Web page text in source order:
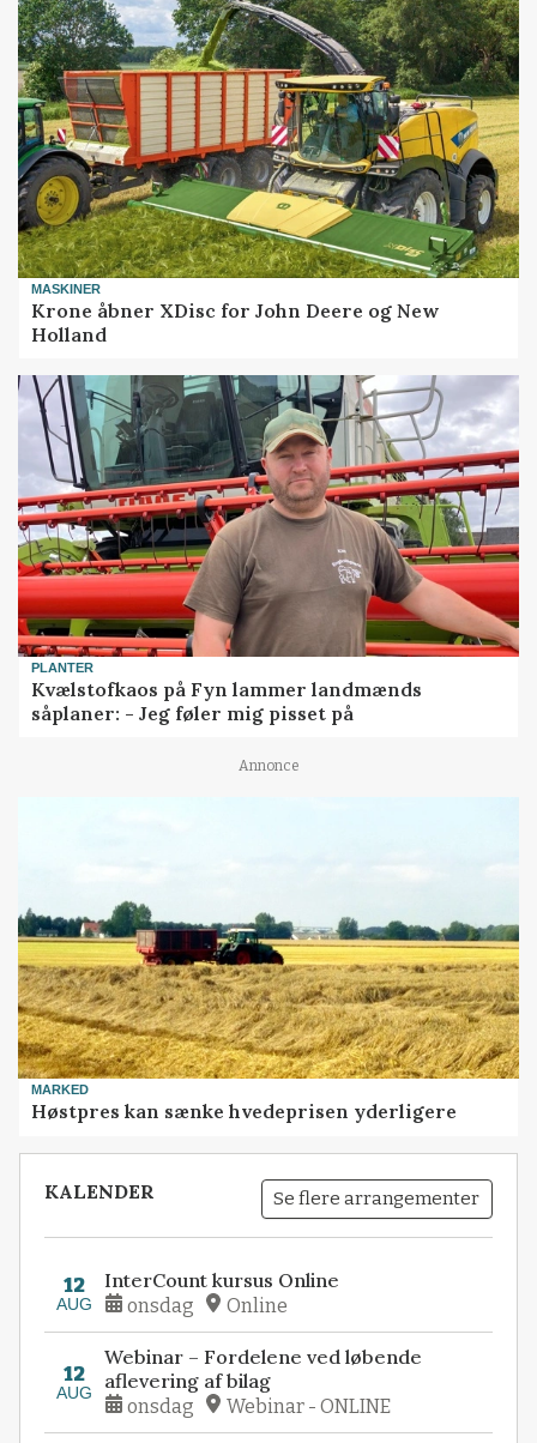
MASKINER
Krone åbner XDisc for John Deere og New
Holland
PLANTER
Kvælstofkaos på Fyn lammer landmænds
såplaner: - Jeg føler mig pisset på
Annonce
MARKED
Høstpres kan sænke hvedeprisen yderligere
KALENDER Se flere arrangementer
12
AUG
InterCount kursus Online
onsdag Online
12
AUG
Webinar – Fordelene ved løbende
aflevering af bilag
onsdag Webinar - ONLINE